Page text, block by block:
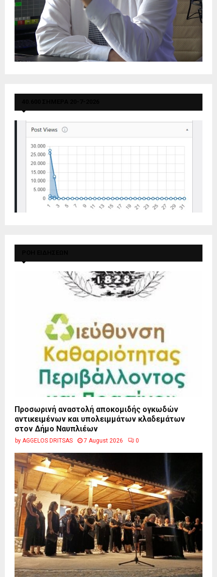
Προσωρινή αναστολή αποκομιδής ογκωδών
αντικειμένων και υπολειμμάτων κλαδεμάτων
στον Δήμο Ναυπλιέων
by AGGELOS DRITSAS 7 August 2026 0